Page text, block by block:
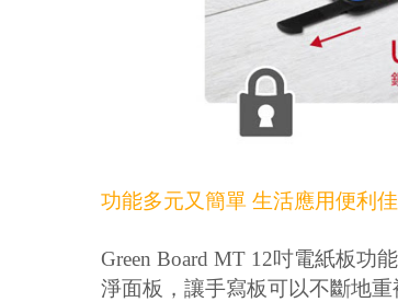
功能多元又簡單 生活應用便利佳
Green Board MT 12吋電紙板功
淨面板，讓手寫板可以不斷地